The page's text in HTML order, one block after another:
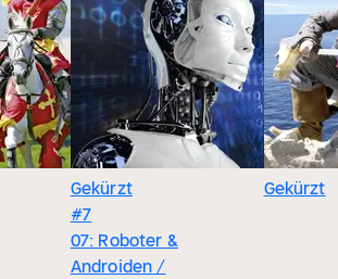
Gekürzt
#7
07: Roboter &
Androiden /
Gekürzt